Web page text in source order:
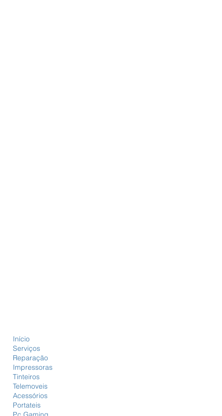
Início
Serviços
Reparação
Impressoras
Tinteiros
Telemoveis
Acessórios
Portateis